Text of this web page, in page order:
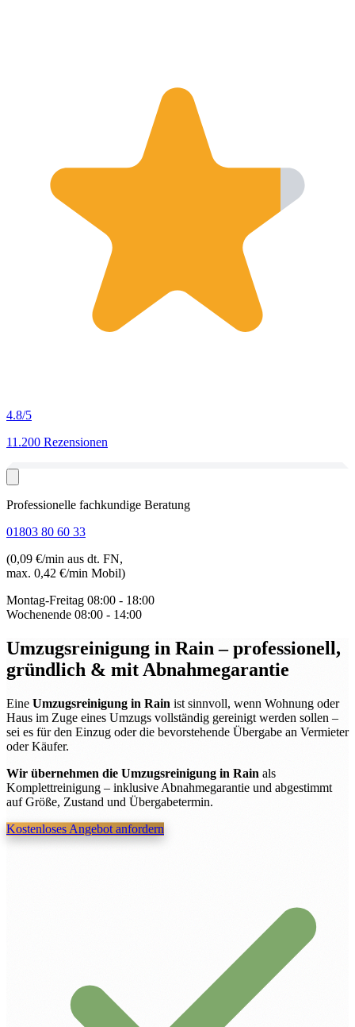
4.8/5
11.200 Rezensionen
Professionelle fachkundige Beratung
01803 80 60 33
(0,09 €/min aus dt. FN,
max. 0,42 €/min Mobil)
Montag-Freitag 08:00 - 18:00
Wochenende 08:00 - 14:00
Umzugsreinigung in Rain– professionell,
gründlich & mit Abnahmegarantie
Eine Umzugsreinigung in Rain ist sinnvoll, wenn Wohnung oder
Haus im Zuge eines Umzugs vollständig gereinigt werden sollen –
sei es für den Einzug oder die bevorstehende Übergabe an Vermieter
oder Käufer.
Wir übernehmen die Umzugsreinigung in Rain als
Komplettreinigung – inklusive Abnahmegarantie und abgestimmt
auf Größe, Zustand und Übergabetermin.
Kostenloses Angebot anfordern